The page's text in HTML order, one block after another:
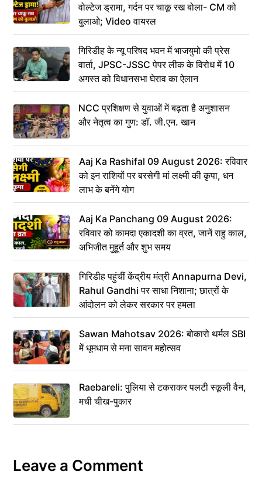
वोल्टेज ड्रामा, गर्दन पर चाकू रख बोला- CM को
बुलाओ; Video वायरल
गिरिडीह के न्यू परिषद भवन में भाजयुमो की प्रेस
वार्ता, JPSC-JSSC पेपर लीक के विरोध में 10
अगस्त को विधानसभा घेराव का ऐलान
NCC प्रशिक्षण से युवाओं में बढ़ता है अनुशासन
और नेतृत्व का गुण: डॉ. जी.एन. खान
Aaj Ka Rashifal 09 August 2026: रविवार
को इन राशियों पर बरसेगी मां लक्ष्मी की कृपा, धन
लाभ के बनेंगे योग
Aaj Ka Panchang 09 August 2026:
रविवार को कामदा एकादशी का व्रत, जानें राहु काल,
अभिजीत मुहूर्त और शुभ समय
गिरिडीह पहुंचीं केंद्रीय मंत्री Annapurna Devi,
Rahul Gandhi पर साधा निशाना; छात्रों के
आंदोलन को लेकर सरकार पर हमला
Sawan Mahotsav 2026: बोकारो थर्मल SBI
में धूमधाम से मना सावन महोत्सव
Raebareli: पुलिया से टकराकर पलटी स्कूली वैन,
मची चीख-पुकार
Leave a Comment